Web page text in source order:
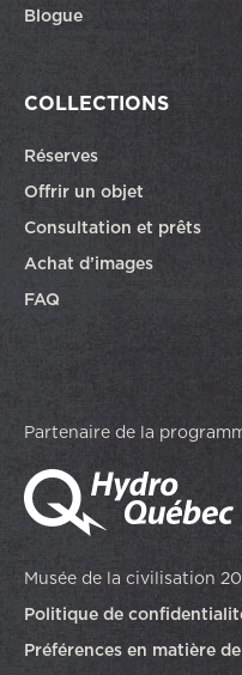
Blogue
COLLECTIONS
Réserves
Offrir un objet
Consultation et prêts
Achat d’images
FAQ
Partenaire de la
Musée de la civilisation
Politique de
Préférences en matière